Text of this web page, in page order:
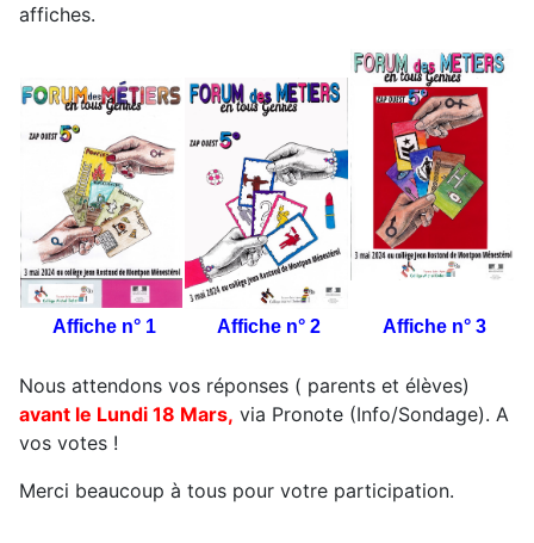
affiches.
Affiche n° 1 Affiche n° 2 Affiche n° 3
Nous attendons vos réponses ( parents et élèves)
avant le Lundi 18 Mars, via Pronote (Info/Sondage). A
vos votes !
Merci beaucoup à tous pour votre participation.